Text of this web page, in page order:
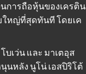
การถือหุ้นของเครติน
ใหญ่ที่สุดทันที โดยเค
เว่น และ มาเตอุส
นหลัง นูโน่ เอสปิริโต้